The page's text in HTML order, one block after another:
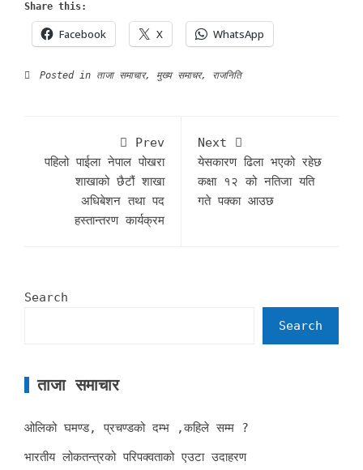
Share this:
Facebook X WhatsApp
Posted in ताजा समाचार, मुख्य समाचर, राजनिति
Prev
पहिलो पाईला नेपाल पोखरा
शाखाको छैटौं शाखा
अधिबेशन तथा पद
हस्तान्तरण कार्यक्रम
Next
येसकारण ढिला भएको रहेछ
कक्षा १२ को नतिजा यति
गते पक्का आउछ
Search
Search
ताजा समाचार
ओलिको घमण्ड, प्रचण्डको दम्भ ,कहिले सम्म ?
भारतीय लोकतन्त्रको परिपक्वताको एउटा उदाहरण